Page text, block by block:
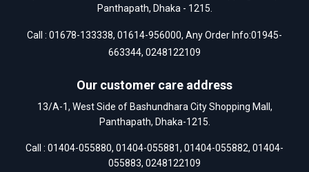
Panthapath, Dhaka - 1215.
Call : 01678-133338, 01614-956000, Any Order Info:01945-
663344, 0248122109
Our customer care address
13/A-1, West Side of Bashundhara City Shopping Mall,
Panthapath, Dhaka-1215.
Call : 01404-055880, 01404-055881, 01404-055882, 01404-
055883, 0248122109